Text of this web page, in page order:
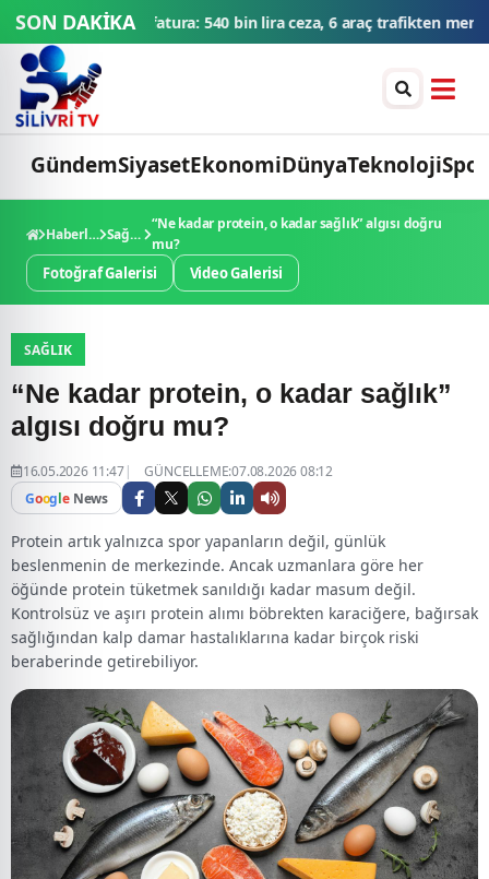
SON DAKİKA
6 araç trafikten men edildiTHY'den tüm zamanların yolcu
GündemSiyasetEkonomiDünyaTeknolojiSpor
Haberler Sağlık
“Ne kadar protein, o kadar sağlık” algısı doğru
mu?
Fotoğraf Galerisi Video Galerisi
SAĞLIK
“Ne kadar protein, o kadar sağlık”
algısı doğru mu?
16.05.2026 11:47
GÜNCELLEME:07.08.2026 08:12
Google News
Protein artık yalnızca spor yapanların değil, günlük
beslenmenin de merkezinde. Ancak uzmanlara göre her
öğünde protein tüketmek sanıldığı kadar masum değil.
Kontrolsüz ve aşırı protein alımı böbrekten karaciğere, bağırsak
sağlığından kalp damar hastalıklarına kadar birçok riski
beraberinde getirebiliyor.